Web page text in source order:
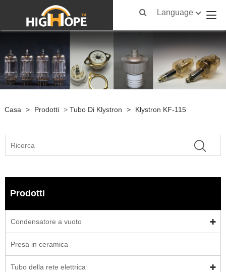
Language
Casa > Prodotti > Tubo Di Klystron > Klystron KF-115
Prodotti
Condensatore a vuoto
Presa in ceramica
Tubo della rete elettrica